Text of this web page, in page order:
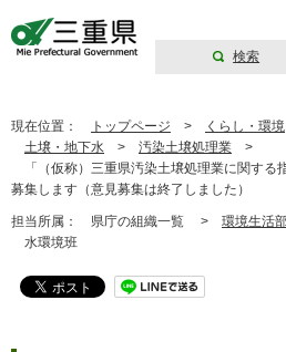
検索
現在位置： トップページ > くらし・環境
土壌・地下水 > 汚染土壌処理業 >
「（仮称）三重県汚染土壌処理業に関する
募集します（意見募集は終了しました）
担当所属： 県庁の組織一覧 > 環境生活
水環境班